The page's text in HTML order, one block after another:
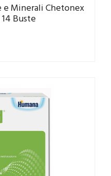
e Minerali Chetonex
Buste